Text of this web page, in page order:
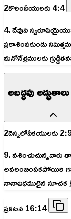
2కొరిందీయులకు 4:4
4. దేవుని
ప్రకాశింపకుండు
మనోనేత్రములకు
అబద్ధపు
2దెస్సలోనీకయులకు 2:9
9. నశించుచున్నవారు
అవలంబింపకపోయిరి
నానావిధములైన సూచక
ప్రకటన 16:14